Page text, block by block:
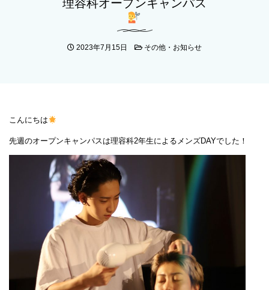
理容科オープンキャンパス
2023年7月15日 その他・お知らせ
こんにちは
先週のオープンキャンパスは理容科2年生によるメンズDAYでした！